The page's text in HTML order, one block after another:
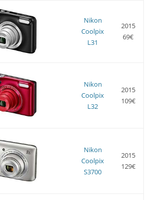
Nikon
Coolpix
L31
2015
69€
Nikon
Coolpix
L32
2015
109€
Nikon
Coolpix
S3700
2015
129€